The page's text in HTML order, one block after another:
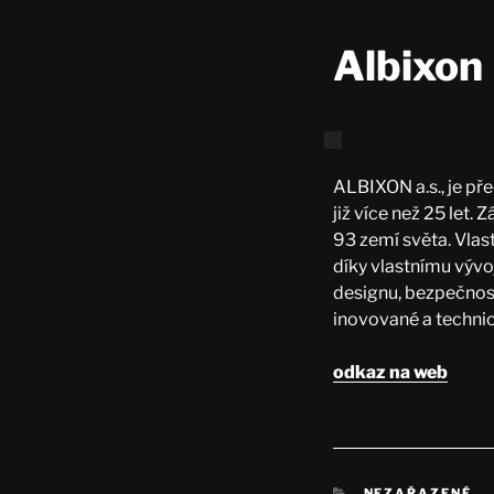
Albixon
ALBIXON a.s., je
již více než 25 let.
93 zemí světa.
díky vlastnímu
designu,
inovované a
odkaz na web